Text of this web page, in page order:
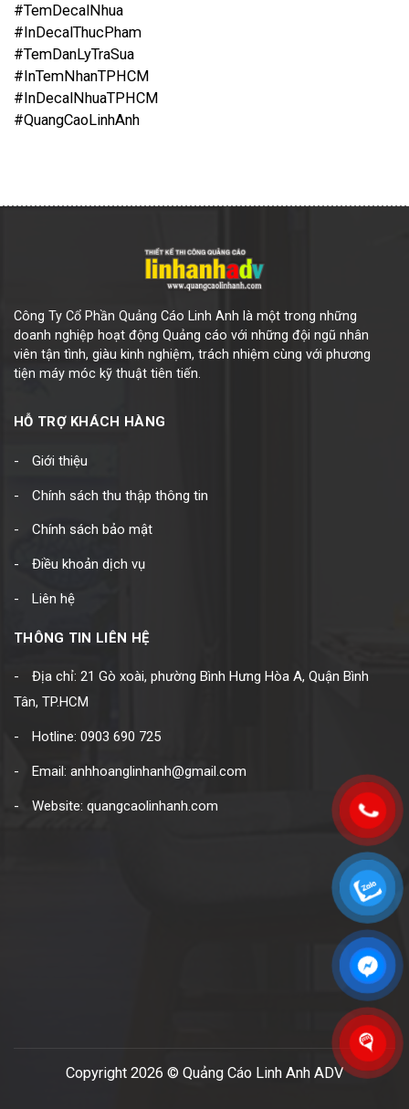
#TemDecalNhua
#InDecalThucPham
#TemDanLyTraSua
#InTemNhanTPHCM
#InDecalNhuaTPHCM
#QuangCaoLinhAnh
Công Ty Cổ Phần Quảng Cáo Linh Anh là một trong những
doanh nghiệp hoạt động Quảng cáo với những đội ngũ nhân
viên tận tình, giàu kinh nghiệm, trách nhiệm cùng với phương
tiện máy móc kỹ thuật tiên tiến.
HỖ TRỢ KHÁCH HÀNG
Giới thiệu
Chính sách thu thập thông tin
Chính sách bảo mật
Điều khoản dịch vụ
Liên hệ
THÔNG TIN LIÊN HỆ
Địa chỉ: 21 Gò xoài, phường Bình Hưng Hòa A, Quận Bình
Tân, TP.HCM
Hotline: 0903 690 725
Email: anhhoanglinhanh@gmail.com
Website: quangcaolinhanh.com
Copyright 2026 © Quảng Cáo Linh Anh ADV